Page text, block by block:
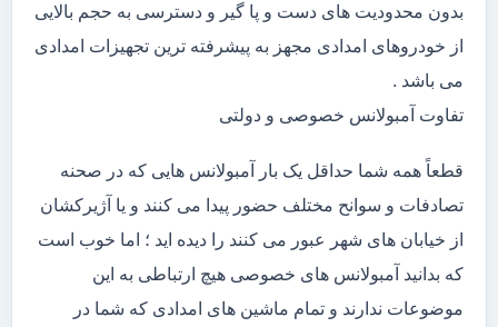
بدون محدودیت های دست و پا گیر و دسترسی به حجم بالایی
از خودروهای امدادی مجهز به پیشرفته ترین تجهیزات امدادی
می باشد .
تفاوت آمبولانس خصوصی و دولتی
قطعاً همه شما حداقل یک بار آمبولانس هایی که در صحنه
تصادفات و سوانح مختلف حضور پیدا می کنند و یا آژیرکشان
از خیابان های شهر عبور می کنند را دیده اید ؛ اما خوب است
که بدانید آمبولانس های خصوصی هیچ ارتباطی به این
موضوعات ندارند و تمام ماشین های امدادی که شما در